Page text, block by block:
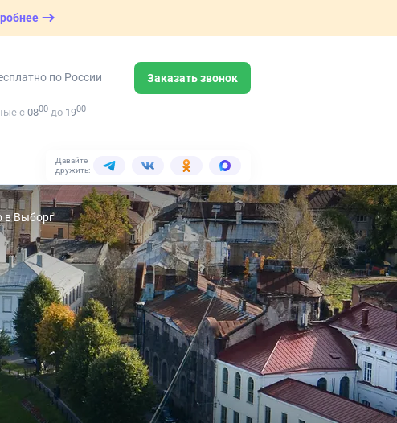
по России Заказать звонок
с 0800 до 1900
Давайте
дружить:
в Выборг